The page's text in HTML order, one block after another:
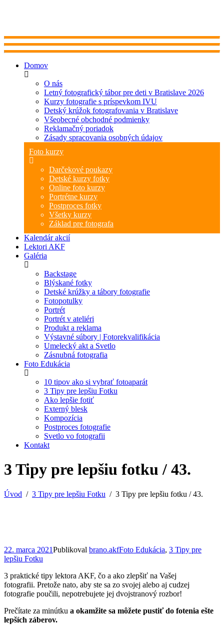
Domov
O nás
Letný fotografický tábor pre deti v Bratislave 2026
Kurzy fotografie s príspevkom IVU
Detský krúžok fotografovania v Bratislave
Všeobecné obchodné podmienky
Reklamačný poriadok
Zásady spracovania osobných údajov
Foto kurzy
Darčekové poukazy
Detské kurzy fotky
Online foto kurzy
Portrétne kurzy
Postproces fotky
Všetky kurzy
Základ pre fotografa
Kalendár akcií
Lektori AKF
Galéria
Backstage
Blýskané fotky
Detské krúžky a tábory fotografie
Fotopotulky
Portrét
Portrét v ateliéri
Produkt a reklama
Výstavné súbory | Fotorekvalifikácia
Umelecký akt a Svetlo
Zásnubná fotografia
Foto Edukácia
10 tipov ako si vybrať fotoaparát
3 Tipy pre lepšiu Fotku
Ako lepšie fotiť
Externý blesk
Kompozícia
Postproces fotografie
Svetlo vo fotografii
Kontakt
3 Tipy pre lepšiu fotku / 43.
Úvod 3 Tipy pre lepšiu Fotku 3 Tipy pre lepšiu fotku / 43.
22. marca 2021Publikoval brano.akfFoto Edukácia, 3 Tipy pre
lepšiu Fotku
3 praktické tipy lektora AKF, čo a ako zlepšiť na Vašej
fotografii. Pretože nato, aby ste sa zo svojej alebo aj cudzej
fotografie poučili, nepotrebujete jej dvojstranový rozbor!
Prečítate za minútku a okamžite sa môžete pustiť do fotenia ešte
lepších záberov.